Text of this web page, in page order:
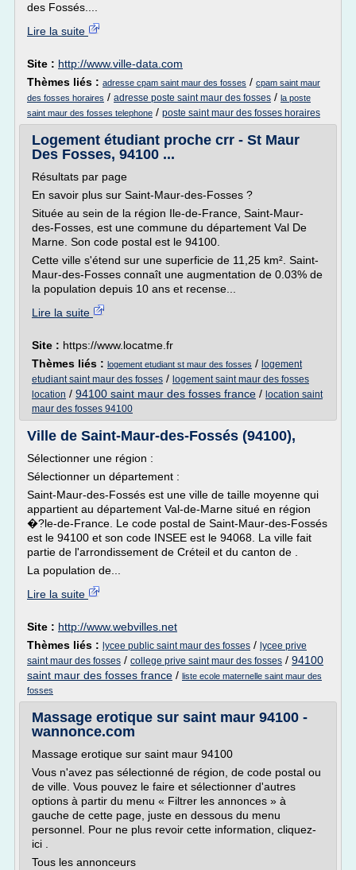
des Fossés....
Lire la suite
Site : http://www.ville-data.com
Thèmes liés : adresse cpam saint maur des fosses / cpam saint maur
des fosses horaires / adresse poste saint maur des fosses / la poste
saint maur des fosses telephone / poste saint maur des fosses horaires
Logement étudiant proche crr - St Maur
Des Fosses, 94100 ...
Résultats par page
En savoir plus sur Saint-Maur-des-Fosses ?
Située au sein de la région Ile-de-France, Saint-Maur-
des-Fosses, est une commune du département Val De
Marne. Son code postal est le 94100.
Cette ville s'étend sur une superficie de 11,25 km². Saint-
Maur-des-Fosses connaît une augmentation de 0.03% de
la population depuis 10 ans et recense...
Lire la suite
Site : https://www.locatme.fr
Thèmes liés : logement etudiant st maur des fosses / logement
etudiant saint maur des fosses / logement saint maur des fosses
location / 94100 saint maur des fosses france / location saint
maur des fosses 94100
Ville de Saint-Maur-des-Fossés (94100),
Sélectionner une région :
Sélectionner un département :
Saint-Maur-des-Fossés est une ville de taille moyenne qui
appartient au département Val-de-Marne situé en région
�?le-de-France. Le code postal de Saint-Maur-des-Fossés
est le 94100 et son code INSEE est le 94068. La ville fait
partie de l'arrondissement de Créteil et du canton de .
La population de...
Lire la suite
Site : http://www.webvilles.net
Thèmes liés : lycee public saint maur des fosses / lycee prive
saint maur des fosses / college prive saint maur des fosses / 94100
saint maur des fosses france / liste ecole maternelle saint maur des
fosses
Massage erotique sur saint maur 94100 -
wannonce.com
Massage erotique sur saint maur 94100
Vous n'avez pas sélectionné de région, de code postal ou
de ville. Vous pouvez le faire et sélectionner d'autres
options à partir du menu « Filtrer les annonces » à
gauche de cette page, juste en dessous du menu
personnel. Pour ne plus revoir cette information, cliquez-
ici .
Tous les annonceurs